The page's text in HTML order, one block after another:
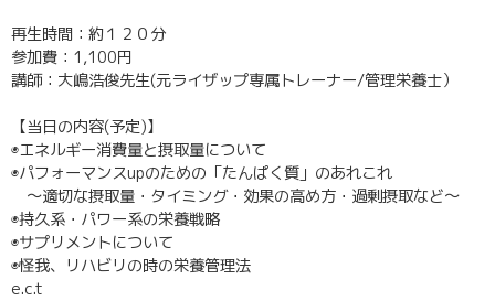
再生時間：約１２０分
参加費：1,100円
講師：大嶋浩俊先生(元ライザップ専属トレーナー/管理栄養士）
【当日の内容(予定)】
◉エネルギー消費量と摂取量について
◉パフォーマンスupのための「たんぱく質」のあれこれ
～適切な摂取量・タイミング・効果の高め方・過剰摂取など～
◉持久系・パワー系の栄養戦略
◉サプリメントについて
◉怪我、リハビリの時の栄養管理法
e.c.t